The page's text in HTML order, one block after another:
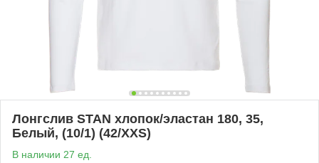
Лонгслив STAN хлопок/эластан 180, 35,
Белый, (10/1) (42/XXS)
В наличии 27 ед.